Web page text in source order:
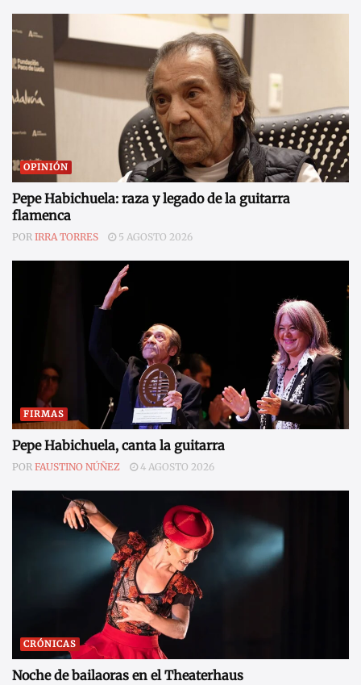
OPINIÓN
Pepe Habichuela: raza y legado de la guitarra
flamenca
POR IRRA TORRES 5 AGOSTO 2026
FIRMAS
Pepe Habichuela, canta la guitarra
POR FAUSTINO NÚÑEZ 4 AGOSTO 2026
CRÓNICAS
Noche de bailaoras en el Theaterhaus